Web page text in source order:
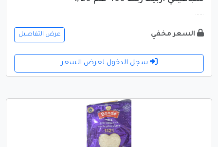
......
السعر مخفي عرض التفاصيل
سجل الدخول لعرض السعر